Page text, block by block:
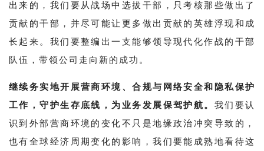
出来的，我们要从战场中选拔干部，只考核那些做出了
贡献的干部，并尽可能让更多做出贡献的英雄浮现和成
长起来。我们要整编出一支能够领导现代化作战的干部
队伍，带领公司走向新的成功。
继续务实地开展营商环境、合规与网络安全和隐私保护
工作，守护生存底线，为业务发展保驾护航。 我们要认
识到外部营商环境的变化不只是地缘政治冲突导致的，
也有全球经济周期变化的影响，我们要能成熟地看待这